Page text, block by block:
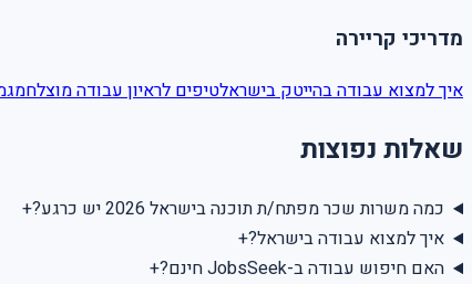
מדריכי קריירה
איך למצוא עבודה בהייטק בישראלטיפים לראיון עבודה מוצלח
שאלות נפוצות
כמה משרות שכר מפתח/ת תוכנה בישראל 2026 יש כרגע?
+
איך למצוא עבודה בישראל?+
האם חיפוש עבודה ב-JobsSeek חינם?
+